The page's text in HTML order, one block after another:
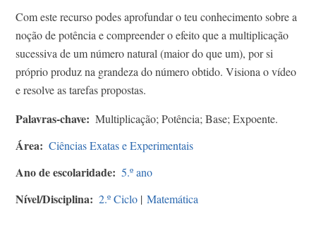
Com este recurso podes aprofundar o teu conhecimento sobre a
noção de potência e compreender o efeito que a multiplicação
sucessiva de um número natural (maior do que um), por si
próprio produz na grandeza do número obtido. Visiona o vídeo
e resolve as tarefas propostas.
Palavras-chave Multiplicação; Potência; Base; Expoente.
Área Ciências Exatas e Experimentais
Ano de escolaridade 5.º ano
Nível/Disciplina 2.º Ciclo | Matemática